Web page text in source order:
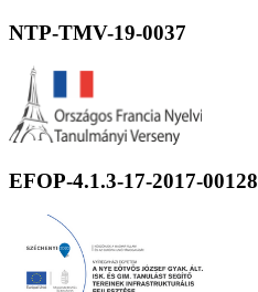
NTP-TMV-19-0037
EFOP-4.1.3-17-2017-00128